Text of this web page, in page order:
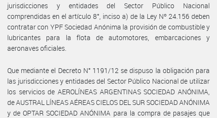
jurisdicciones y entidades del Sector Público Nacional
comprendidas en el artículo 8°, inciso a) de la Ley Nº 24.156 deben
contratar con YPF Sociedad Anónima la provisión de combustible y
lubricantes para la flota de automotores, embarcaciones y
aeronaves oficiales.
Que mediante el Decreto N° 1191/12 se dispuso la obligación para
las jurisdicciones y entidades del Sector Público Nacional de utilizar
los servicios de AEROLÍNEAS ARGENTINAS SOCIEDAD ANÓNIMA,
de AUSTRAL LÍNEAS AÉREAS CIELOS DEL SUR SOCIEDAD ANÓNIMA
y de OPTAR SOCIEDAD ANÓNIMA para la compra de pasajes que